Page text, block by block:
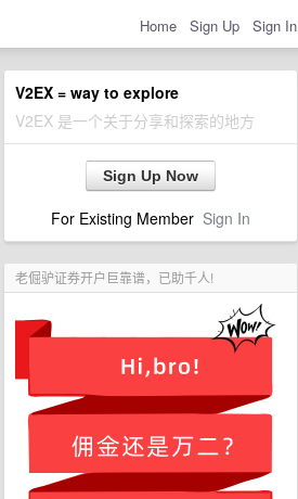
Home Sign Up Sign In
V2EX = way to explore
V2EX 是一个关于分享和探索的地方
Sign Up Now
For Existing Member Sign In
老倔驴证券开户巨靠谱，已助千人!